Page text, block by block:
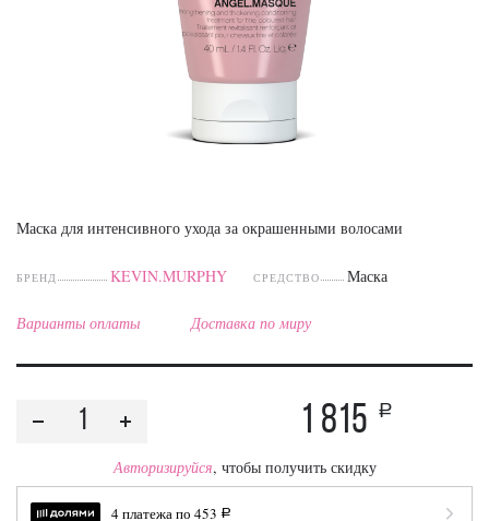
Маска для интенсивного ухода за окрашенными волосами
БРЕНД KEVIN.MURPHY СРЕДСТВО Маска
Варианты оплаты Доставка по миру
1 815 a
Авторизируйся, чтобы получить скидку
4 платежа по 453 a